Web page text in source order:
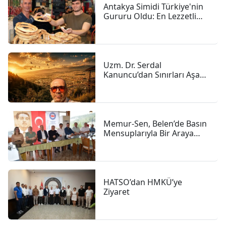
Antakya Simidi Türkiye'nin
Gururu Oldu: En Lezzetli
Uzm. Dr. Serdal
Kanuncu’dan Sınırları Aşan
Memur-Sen, Belen’de Basın
Mensuplarıyla Bir Araya
HATSO’dan HMKÜ’ye
Ziyaret